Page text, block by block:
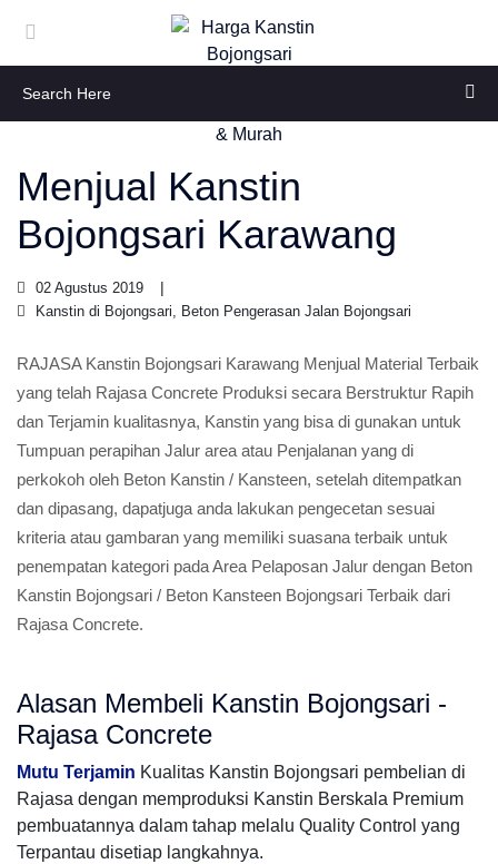
Menjual Kanstin
Bojongsari Karawang
02 Agustus 2019
Kanstin di Bojongsari, Beton Pengerasan Jalan Bojongsari
RAJASA Kanstin Bojongsari Karawang Menjual Material Terbaik
yang telah Rajasa Concrete Produksi secara Berstruktur Rapih
dan Terjamin kualitasnya, Kanstin yang bisa di gunakan untuk
Tumpuan perapihan Jalur area atau Penjalanan yang di
perkokoh oleh Beton Kanstin / Kansteen, setelah ditempatkan
dan dipasang, dapatjuga anda lakukan pengecetan sesuai
kriteria atau gambaran yang memiliki suasana terbaik untuk
penempatan kategori pada Area Pelaposan Jalur dengan Beton
Kanstin Bojongsari / Beton Kansteen Bojongsari Terbaik dari
Rajasa Concrete.
Alasan Membeli Kanstin Bojongsari -
Rajasa Concrete
Mutu Terjamin Kualitas Kanstin Bojongsari pembelian di
Rajasa dengan memproduksi Kanstin Berskala Premium
pembuatannya dalam tahap melalu Quality Control yang
Terpantau disetiap langkahnya.